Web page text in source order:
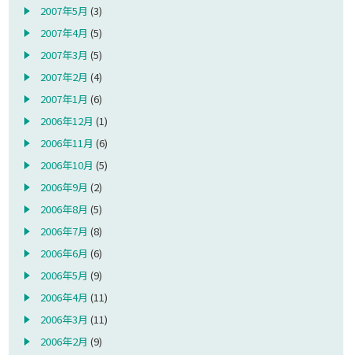
2007年5月 (3)
2007年4月 (5)
2007年3月 (5)
2007年2月 (4)
2007年1月 (6)
2006年12月 (1)
2006年11月 (6)
2006年10月 (5)
2006年9月 (2)
2006年8月 (5)
2006年7月 (8)
2006年6月 (6)
2006年5月 (9)
2006年4月 (11)
2006年3月 (11)
2006年2月 (9)